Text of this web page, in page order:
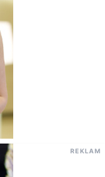
REKLAM